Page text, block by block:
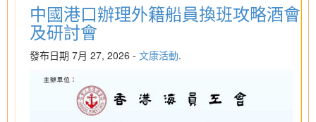
中國港口辦理外籍船員換班攻略酒會
及研討會
發布日期 7月 27, 2026 - 文康活動.